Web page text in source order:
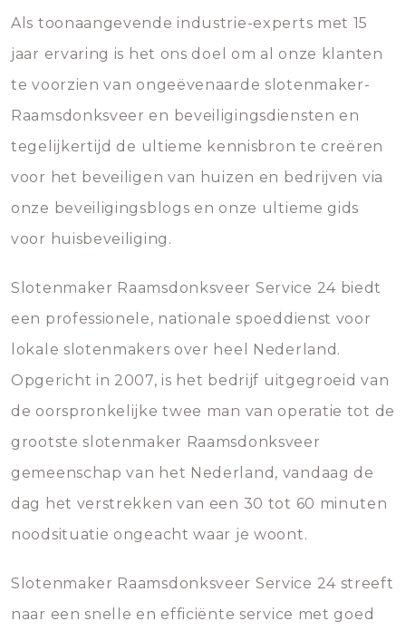
Als toonaangevende industrie-experts met 15
jaar ervaring is het ons doel om al onze klanten
te voorzien van ongeëvenaarde slotenmaker-
Raamsdonksveer en beveiligingsdiensten en
tegelijkertijd de ultieme kennisbron te creëren
voor het beveiligen van huizen en bedrijven via
onze beveiligingsblogs en onze ultieme gids
voor huisbeveiliging.
Slotenmaker Raamsdonksveer Service 24 biedt
een professionele, nationale spoeddienst voor
lokale slotenmakers over heel Nederland.
Opgericht in 2007, is het bedrijf uitgegroeid van
de oorspronkelijke twee man van operatie tot de
grootste slotenmaker Raamsdonksveer
gemeenschap van het Nederland, vandaag de
dag het verstrekken van een 30 tot 60 minuten
noodsituatie ongeacht waar je woont.
Slotenmaker Raamsdonksveer Service 24 streeft
naar een snelle en efficiënte service met goed